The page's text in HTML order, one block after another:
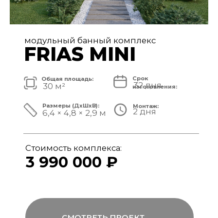
4 890 000 ₽
Монтаж:
2 дня
8,4 × 4,8 × 3,1 м
Размеры (ДxШxВ):
32 дня
изготовления:
40 м²
модульный банный комплекс